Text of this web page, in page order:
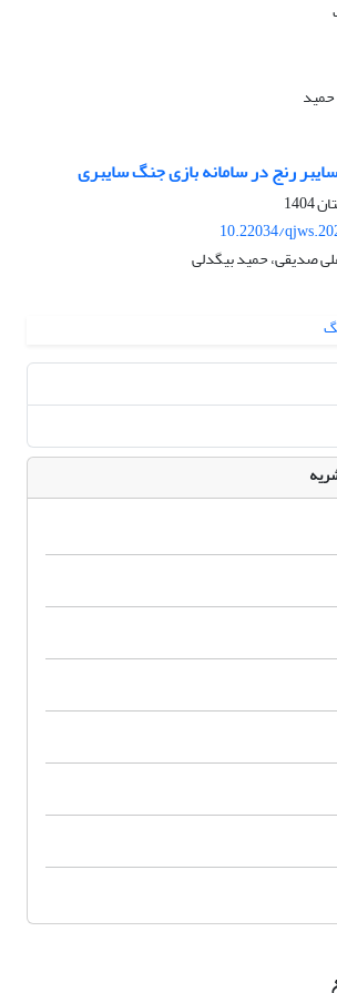
حمید
رنج در سامانه بازی جنگ سایبری
10.22034/
صدیقی، حمید بیگدلی